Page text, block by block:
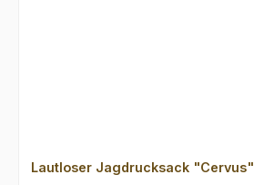
Lautloser Jagdrucksack "Cervus"